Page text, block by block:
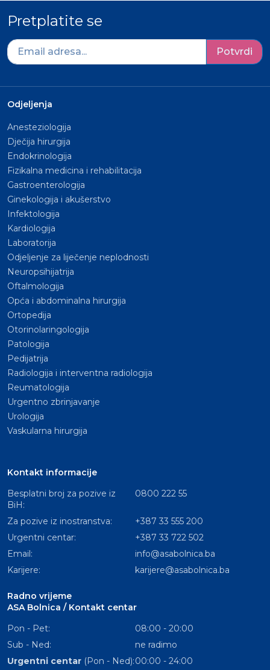
Pretplatite se
Potvrdi
Odjeljenja
Anesteziologija
Dječija hirurgija
Endokrinologija
Fizikalna medicina i rehabilitacija
Gastroenterologija
Ginekologija i akušerstvo
Infektologija
Kardiologija
Laboratorija
Odjeljenje za liječenje neplodnosti
Neuropsihijatrija
Oftalmologija
Opća i abdominalna hirurgija
Ortopedija
Otorinolaringologija
Patologija
Pedijatrija
Radiologija i interventna radiologija
Reumatologija
Urgentno zbrinjavanje
Urologija
Vaskularna hirurgija
Kontakt informacije
Besplatni broj za pozive iz
BiH:
0800 222 55
Za pozive iz inostranstva:
+387 33 555 200
Urgentni centar:
+387 33 722 502
Email:
info@asabolnica.ba
Karijere:
karijere@asabolnica.ba
Radno vrijeme
ASA Bolnica / Kontakt centar
Pon - Pet:
08:00 - 20:00
Sub - Ned:
ne radimo
Urgentni centar (Pon - Ned):00:00 - 24:00